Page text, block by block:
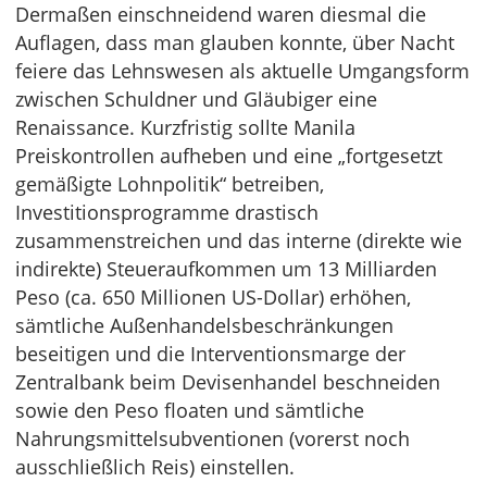
Dermaßen einschneidend waren diesmal die
Auflagen, dass man glauben konnte, über Nacht
feiere das Lehnswesen als aktuelle Umgangsform
zwischen Schuldner und Gläubiger eine
Renaissance. Kurzfristig sollte Manila
Preiskontrollen aufheben und eine „fortgesetzt
gemäßigte Lohnpolitik“ betreiben,
Investitionsprogramme drastisch
zusammenstreichen und das interne (direkte wie
indirekte) Steueraufkommen um 13 Milliarden
Peso (ca. 650 Millionen US-Dollar) erhöhen,
sämtliche Außenhandelsbeschränkungen
beseitigen und die Interventionsmarge der
Zentralbank beim Devisenhandel beschneiden
sowie den Peso floaten und sämtliche
Nahrungsmittelsubventionen (vorerst noch
ausschließlich Reis) einstellen.